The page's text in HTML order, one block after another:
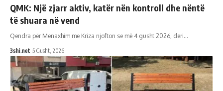
QMK: Një zjarr aktiv, katër nën kontroll dhe nëntë
të shuara në vend
Qendra për Menaxhim me Kriza njofton se më 4 gusht 2026, deri…
3shi.net 5 Gusht, 2026